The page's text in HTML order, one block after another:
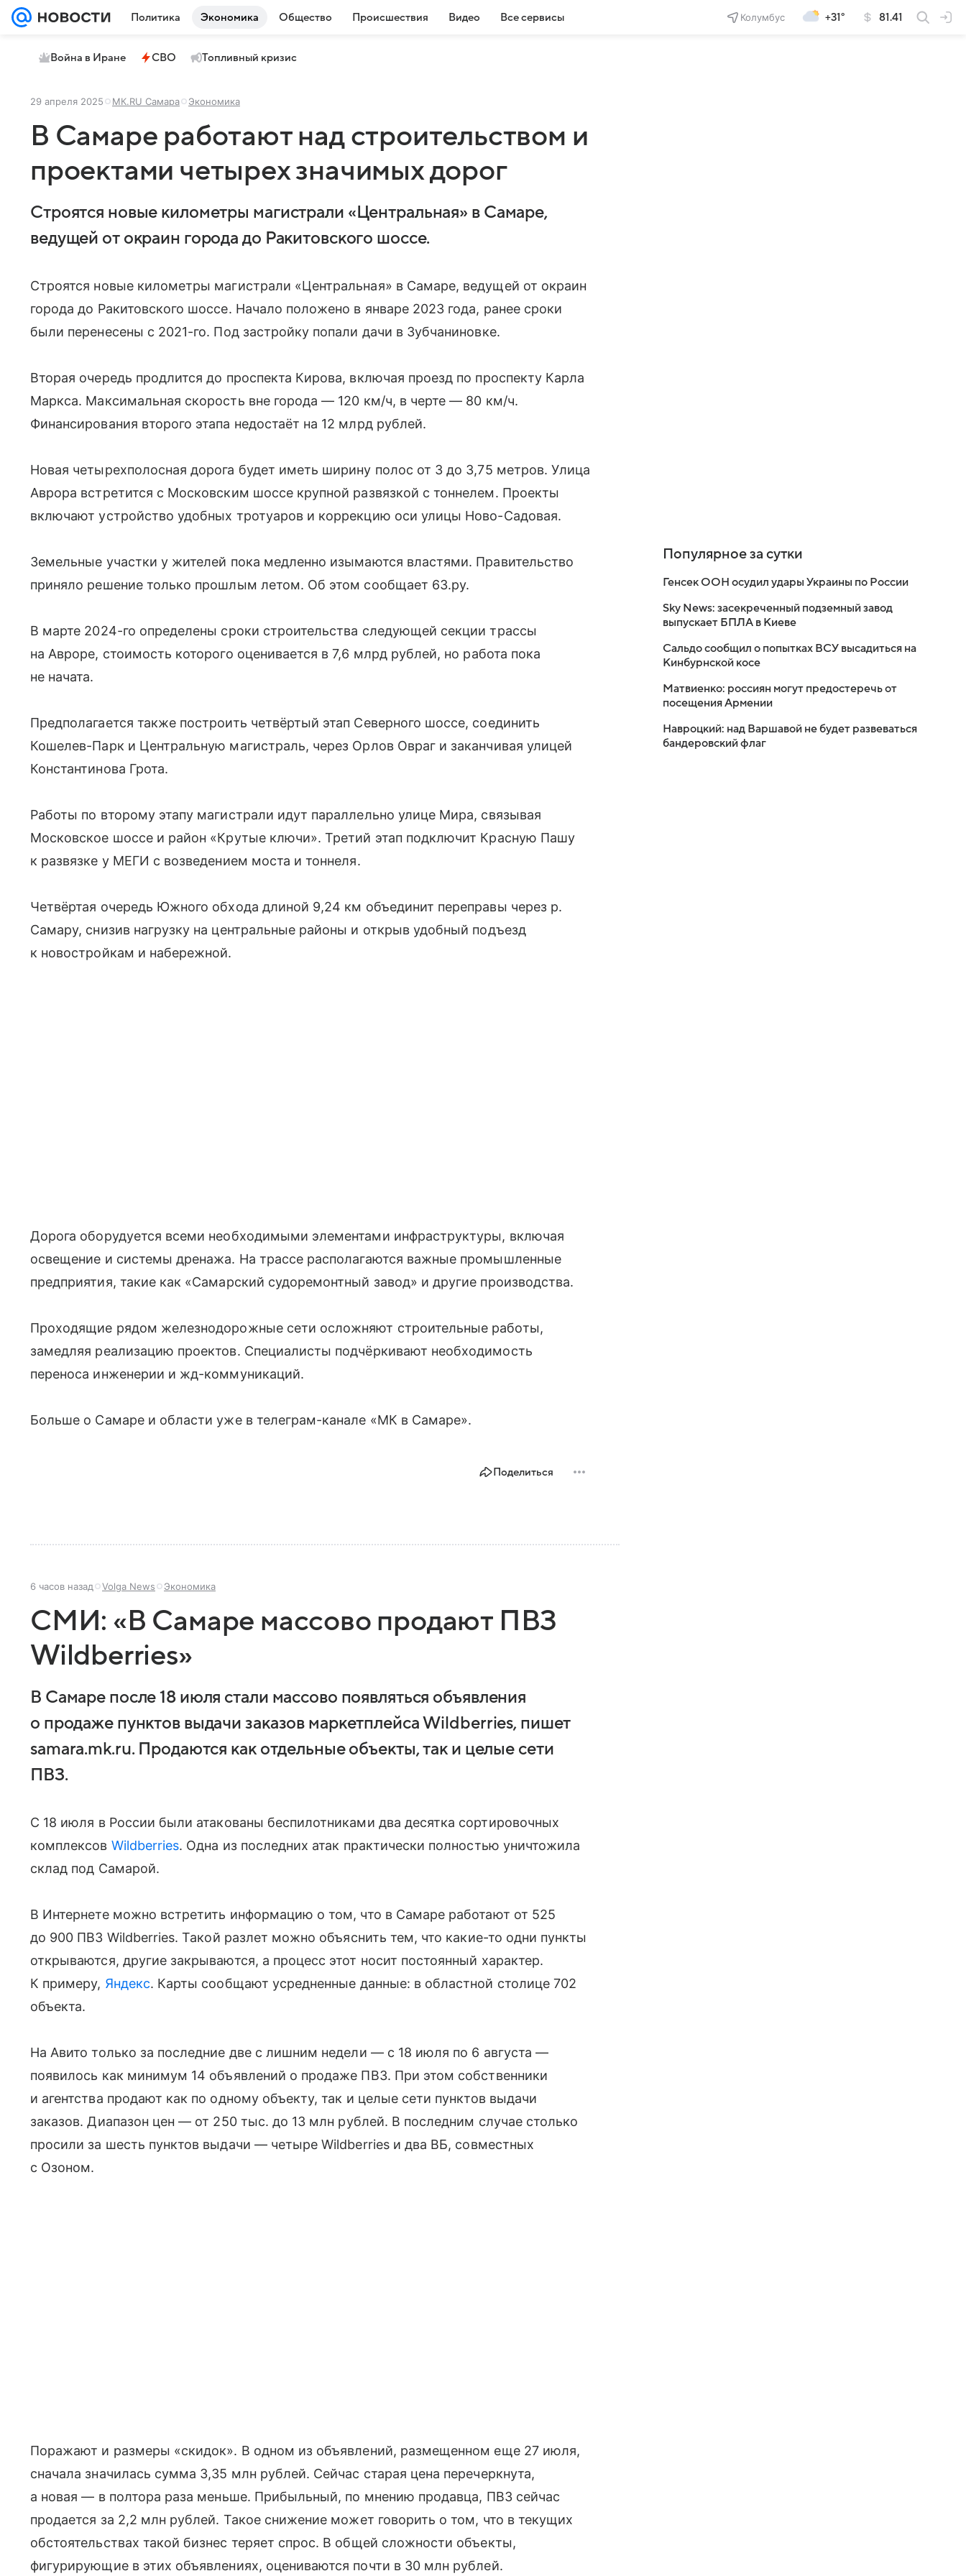
Политика Экономика Общество Происшествия Видео Все сервисы Колумбус +31° 81.41
Война в Иране СВО Топливный кризис
29 апреля 2025 МК.RU Самара Экономика
В Самаре работают над строительством и
проектами четырех значимых дорог
Строятся новые километры магистрали «Центральная» в Самаре,
ведущей от окраин города до Ракитовского шоссе.
Строятся новые километры магистрали «Центральная» в Самаре, ведущей от окраин
города до Ракитовского шоссе. Начало положено в январе 2023 года, ранее сроки
были перенесены с 2021-го. Под застройку попали дачи в Зубчаниновке.
Вторая очередь продлится до проспекта Кирова, включая проезд по проспекту Карла
Маркса. Максимальная скорость вне города — 120 км/ч, в черте — 80 км/ч.
Финансирования второго этапа недостаёт на 12 млрд рублей.
Новая четырехполосная дорога будет иметь ширину полос от 3 до 3,75 метров. Улица
Аврора встретится с Московским шоссе крупной развязкой с тоннелем. Проекты
включают устройство удобных тротуаров и коррекцию оси улицы Ново-Садовая.
Земельные участки у жителей пока медленно изымаются властями. Правительство
приняло решение только прошлым летом. Об этом сообщает 63.ру.
В марте 2024-го определены сроки строительства следующей секции трассы
на Авроре, стоимость которого оценивается в 7,6 млрд рублей, но работа пока
не начата.
Предполагается также построить четвёртый этап Северного шоссе, соединить
Кошелев-Парк и Центральную магистраль, через Орлов Овраг и заканчивая улицей
Константинова Грота.
Работы по второму этапу магистрали идут параллельно улице Мира, связывая
Московское шоссе и район «Крутые ключи». Третий этап подключит Красную Пашу
к развязке у МЕГИ с возведением моста и тоннеля.
Четвёртая очередь Южного обхода длиной 9,24 км объединит переправы через р.
Самару, снизив нагрузку на центральные районы и открыв удобный подъезд
к новостройкам и набережной.
Дорога оборудуется всеми необходимыми элементами инфраструктуры, включая
освещение и системы дренажа. На трассе располагаются важные промышленные
предприятия, такие как «Самарский судоремонтный завод» и другие производства.
Проходящие рядом железнодорожные сети осложняют строительные работы,
замедляя реализацию проектов. Специалисты подчёркивают необходимость
переноса инженерии и жд-коммуникаций.
Больше о Самаре и области уже в телеграм-канале «МК в Самаре».
Поделиться
6 часов назад Volga News Экономика
СМИ: «В Самаре массово продают ПВЗ
Wildberries»
В Самаре после 18 июля стали массово появляться объявления
о продаже пунктов выдачи заказов маркетплейса Wildberries, пишет
samara.mk.ru. Продаются как отдельные объекты, так и целые сети
ПВЗ.
С 18 июля в России были атакованы беспилотниками два десятка сортировочных
комплексов Wildberries. Одна из последних атак практически полностью уничтожила
склад под Самарой.
В Интернете можно встретить информацию о том, что в Самаре работают от 525
до 900 ПВЗ Wildberries. Такой разлет можно объяснить тем, что какие-то одни пункты
открываются, другие закрываются, а процесс этот носит постоянный характер.
К примеру, Яндекс. Карты сообщают усредненные данные: в областной столице 702
объекта.
На Авито только за последние две с лишним недели — с 18 июля по 6 августа —
появилось как минимум 14 объявлений о продаже ПВЗ. При этом собственники
и агентства продают как по одному объекту, так и целые сети пунктов выдачи
заказов. Диапазон цен — от 250 тыс. до 13 млн рублей. В последним случае столько
просили за шесть пунктов выдачи — четыре Wildberries и два ВБ, совместных
с Озоном.
Поражают и размеры «скидок». В одном из объявлений, размещенном еще 27 июля,
сначала значилась сумма 3,35 млн рублей. Сейчас старая цена перечеркнута,
а новая — в полтора раза меньше. Прибыльный, по мнению продавца, ПВЗ сейчас
продается за 2,2 млн рублей. Такое снижение может говорить о том, что в текущих
обстоятельствах такой бизнес теряет спрос. В общей сложности объекты,
фигурирующие в этих объявлениях, оцениваются почти в 30 млн рублей.
Популярное за сутки
Генсек ООН осудил удары Украины по России
Sky News: засекреченный подземный завод
выпускает БПЛА в Киеве
Сальдо сообщил о попытках ВСУ высадиться на
Кинбурнской косе
Матвиенко: россиян могут предостеречь от
посещения Армении
Навроцкий: над Варшавой не будет развеваться
бандеровский флаг